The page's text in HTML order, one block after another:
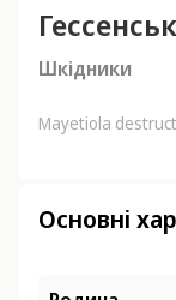
Шкідники
Mayetiola
Основні